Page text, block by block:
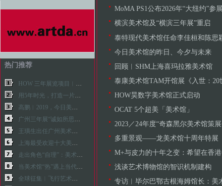
MoMA PS1公布2026年“大纽约”参
横滨美术馆及“横滨三年展”重启
泰特现代美术馆任命李佳桓和陈思
今日美术馆的昨日、今夕与未来
回顾︱SHM上海喜玛拉雅美术馆
泰康美术馆TAM开馆展《⼊世：20世纪
HOW昊数字美术馆正式启动
OCAT 5个超美「美术馆」
2023／24年度“奇森黑尔美术馆策
多重景观——龙美术馆十周年特展
M+与皮力的十年之变：希望在香
浅谈艺术博物馆的智识机制建构
专访︱毕尔巴鄂古根海姆馆长：美
热门推荐
HOW 三年展览项目︱www和中国新媒体艺术三十年
用5年时光，打造一片隐于都市的艺术湿地
高鹏︱2019，今日美术馆系列新政推动面向未来的3.0变革
广州三年展“诚如所思：加速的未来”倒计时准备
王璜生出任广州美术学院美术馆总馆长
上海最受欢迎十大美术馆及十大展览
走出角色“自理”：美术馆与公众的互塑行动
当美术馆“热”遇上当代艺术的理论危机
全球征集︱飞行艺术方案或作品·世界首个“会飞的美术馆”